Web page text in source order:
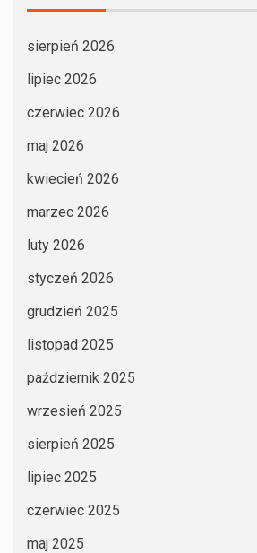
sierpień 2026
lipiec 2026
czerwiec 2026
maj 2026
kwiecień 2026
marzec 2026
luty 2026
styczeń 2026
grudzień 2025
listopad 2025
październik 2025
wrzesień 2025
sierpień 2025
lipiec 2025
czerwiec 2025
maj 2025